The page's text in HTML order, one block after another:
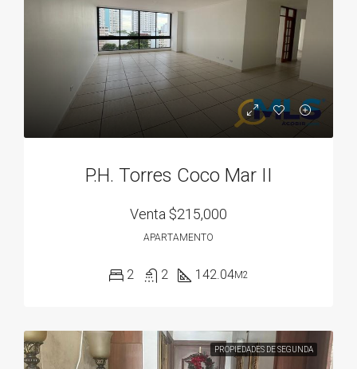
P.H. Torres Coco Mar II
Venta $215,000
APARTAMENTO
2 2 142.04M2
PROPIEDADES DE SEGUNDA